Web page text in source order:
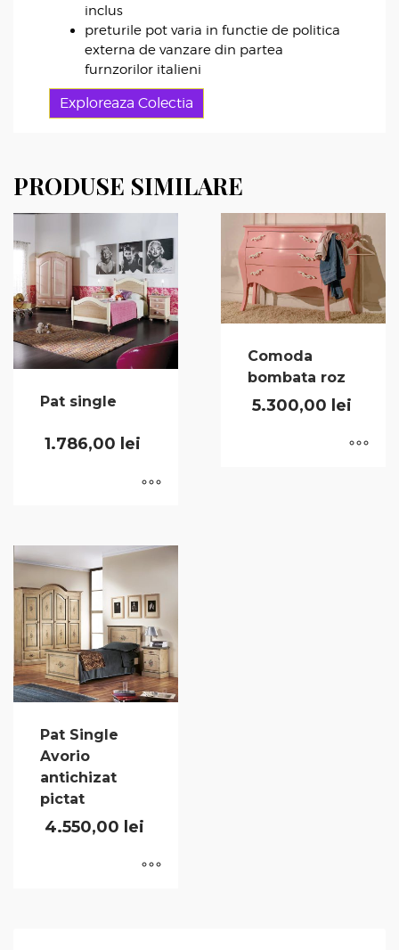
inclus
preturile pot varia in functie de politica
externa de vanzare din partea
furnzorilor italieni
Exploreaza Colectia
PRODUSE SIMILARE
Pat single
1.786,00 lei
Comoda
bombata roz
5.300,00 lei
Pat Single
Avorio
antichizat
pictat
4.550,00 lei